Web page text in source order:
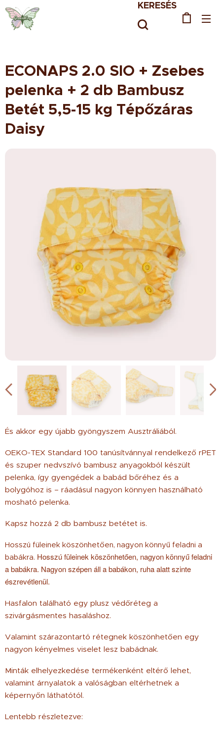
KERESÉS
ECONAPS 2.0 SIO + Zsebes
pelenka + 2 db Bambusz
Betét 5,5-15 kg Tépőzáras
Daisy
És akkor egy újabb gyöngyszem Ausztráliából.
OEKO-TEX Standard 100 tanúsítvánnyal rendelkező rPET
és szuper nedvszívó bambusz anyagokból készült
pelenka, így gyengédek a babád bőréhez és a
bolygóhoz is – ráadásul nagyon könnyen használható
mosható pelenka.
Kapsz hozzá 2 db bambusz betétet is.
Hosszú füleinek köszönhetően, nagyon könnyű feladni a
babákra. Hosszú füleinek köszönhetően, nagyon könnyű feladni
a babákra. Nagyon szépen áll a babákon, ruha alatt szinte
észrevétlenül.
Hasfalon található egy plusz védőréteg a
szivárgásmentes hasaláshoz.
Valamint szárazontartó rétegnek köszönhetően egy
nagyon kényelmes viselet lesz babádnak.
Minták elhelyezkedése termékenként eltérő lehet,
valamint árnyalatok a valóságban eltérhetnek a
képernyőn láthatótól.
Lentebb részletezve: